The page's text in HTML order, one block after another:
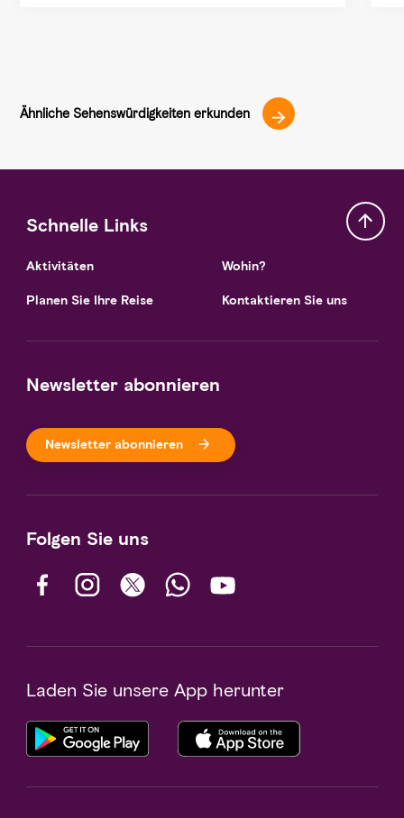
Ähnliche Sehenswürdigkeiten erkunden
Schnelle Links
Aktivitäten
Planen Sie Ihre Reise
Wohin?
Kontaktieren Sie uns
Newsletter abonnieren
Newsletter abonnieren
Folgen Sie uns
Laden Sie unsere App herunter